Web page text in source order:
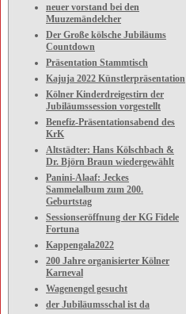
neuer vorstand bei den
Muuzemändelcher
Der Große kölsche Jubiläums
Countdown
Präsentation Stammtisch
Kajuja 2022 Künstlerpräsentation
Kölner Kinderdreigestirn der
Jubiläumssession vorgestellt
Benefiz-Präsentationsabend des
KrK
Altstädter: Hans Kölschbach &
Dr. Björn Braun wiedergewählt
Panini-Alaaf: Jeckes
Sammelalbum zum 200.
Geburtstag
Sessionseröffnung der KG Fidele
Fortuna
Kappengala2022
200 Jahre organisierter Kölner
Karneval
Wagenengel gesucht
der Jubiläumsschal ist da